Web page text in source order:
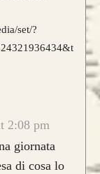
set/?
2:08 pm
giornata
di cosa lo